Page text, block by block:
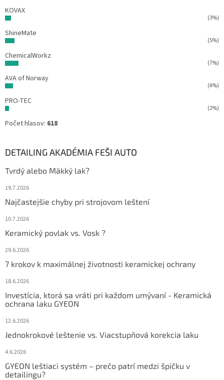
KOVAX
(3%)
ShineMate
(5%)
ChemicalWorkz
(7%)
AVA of Norway
(4%)
PRO-TEC
(2%)
Počet hlasov: 618
DETAILING AKADÉMIA FEŠI AUTO
Tvrdý alebo Mäkký lak?
19.7.2026
Najčastejšie chyby pri strojovom leštení
10.7.2026
Keramický povlak vs. Vosk ?
29.6.2026
7 krokov k maximálnej životnosti keramickej ochrany
18.6.2026
Investícia, ktorá sa vráti pri každom umývaní - Keramická
ochrana laku GYEON
12.6.2026
Jednokrokové leštenie vs. Viacstupňová korekcia laku
4.6.2026
GYEON leštiaci systém – prečo patrí medzi špičku v
detailingu?